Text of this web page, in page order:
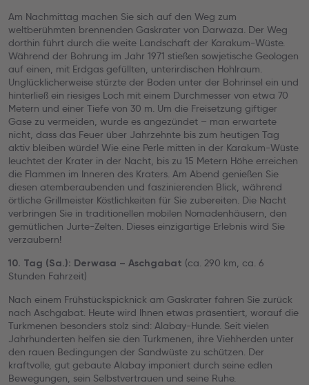
Am Nachmittag machen Sie sich auf den Weg zum
weltberühmten brennenden Gaskrater von Darwaza. Der Weg
dorthin führt durch die weite Landschaft der Karakum-Wüste.
Während der Bohrung im Jahr 1971 stießen sowjetische Geologen
auf einen, mit Erdgas gefüllten, unterirdischen Hohlraum.
Unglücklicherweise stürzte der Boden unter der Bohrinsel ein und
hinterließ ein riesiges Loch mit einem Durchmesser von etwa 70
Metern und einer Tiefe von 30 m. Um die Freisetzung giftiger
Gase zu vermeiden, wurde es angezündet – man erwartete
nicht, dass das Feuer über Jahrzehnte bis zum heutigen Tag
aktiv bleiben würde! Wie eine Perle mitten in der Karakum-Wüste
leuchtet der Krater in der Nacht, bis zu 15 Metern Höhe erreichen
die Flammen im Inneren des Kraters. Am Abend genießen Sie
diesen atemberaubenden und faszinierenden Blick, während
örtliche Grillmeister Köstlichkeiten für Sie zubereiten. Die Nacht
verbringen Sie in traditionellen mobilen Nomadenhäusern, den
gemütlichen Jurte-Zelten. Dieses einzigartige Erlebnis wird Sie
verzaubern!
10. Tag (Sa.): Derwasa – Aschgabat (ca. 290 km, ca. 6
Stunden Fahrzeit)
Nach einem Frühstückspicknick am Gaskrater fahren Sie zurück
nach Aschgabat. Heute wird Ihnen etwas präsentiert, worauf die
Turkmenen besonders stolz sind: Alabay-Hunde. Seit vielen
Jahrhunderten helfen sie den Turkmenen, ihre Viehherden unter
den rauen Bedingungen der Sandwüste zu schützen. Der
kraftvolle, gut gebaute Alabay imponiert durch seine edlen
Bewegungen, sein Selbstvertrauen und seine Ruhe.